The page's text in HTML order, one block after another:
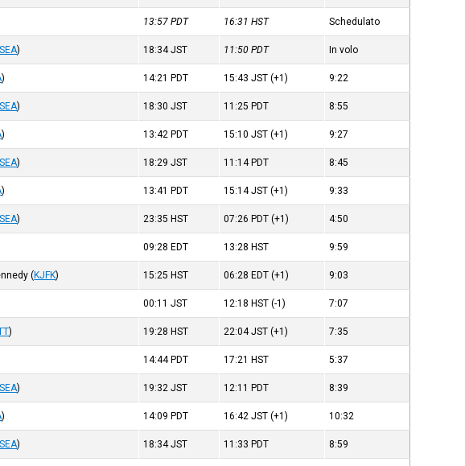
13:57PDT 16:31HST Schedulato
) 18:34JST 11:50PDT In volo
) 14:21 PDT 15:43JST (+1) 9:22
) 18:30JST 11:25 PDT 8:55
) 13:42 PDT 15:10JST (+1) 9:27
) 18:29JST 11:14 PDT 8:45
) 13:41 PDT 15:14JST (+1) 9:33
) 23:35 HST 07:26 PDT (+1) 4:50
09:28 EDT 13:28 HST 9:59
(KJFK) 15:25 HST 06:28 EDT (+1) 9:03
00:11JST 12:18 HST (-1) 7:07
) 19:28 HST 22:04JST (+1) 7:35
14:44 PDT 17:21 HST 5:37
) 19:32JST 12:11 PDT 8:39
) 14:09 PDT 16:42JST (+1) 10:32
) 18:34JST 11:33 PDT 8:59